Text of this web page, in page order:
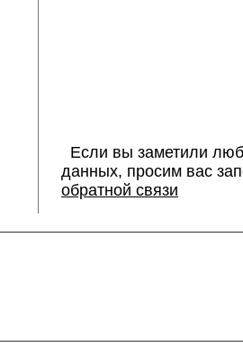
Если вы заметили
данных, просим вас
обратной связи